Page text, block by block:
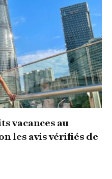
vacances au
les avis vérifiés de